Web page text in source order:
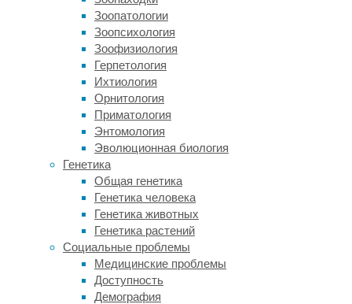
Зоопатологии
Зоопсихология
Зоофизиология
Герпетология
Ихтиология
Орнитология
Приматология
Энтомология
Эволюционная биология
Генетика
Общая генетика
Генетика человека
Генетика животных
Генетика растений
Социальные проблемы
Медицинские проблемы
Доступность
Демография
её
генетическое
перекрытие
другими
заболеваниями.
Результаты
исследования
опубликованы
в
журнале
Consortium
Psychiatricum.
Ангедония
–
одно